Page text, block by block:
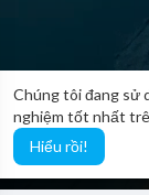
Chúng tôi đang sử
nghiệm tốt nhất
Hiểu rồi!